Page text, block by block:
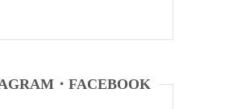
・FACEBOOK